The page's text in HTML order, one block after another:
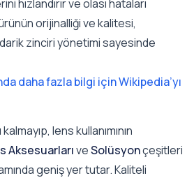
hızlandırır ve olası hataları
orijinalliği ve kalitesi,
zinciri yönetimi sayesinde
daha fazla bilgi için Wikipedia’yı
lens kullanımının
AksesuarlarıveSolüsyonçeşitleri
geniş yer tutar. Kaliteli